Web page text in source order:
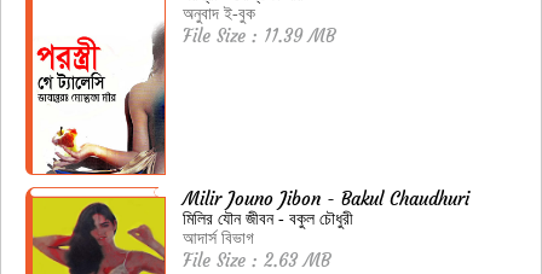
অনুবাদ ই-বুক
File Size : 11.39 MB
Milir Jouno Jibon - Bakul Chaudhuri
মিলির যৌন জীবন - বকুল চৌধুরী
আদার্স বিভাগ
File Size : 2.63 MB